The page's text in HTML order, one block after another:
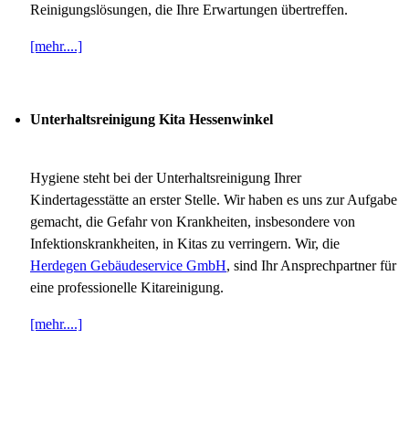
Reinigungslösungen, die Ihre Erwartungen übertreffen.
[mehr....]
Unterhaltsreinigung Kita Hessenwinkel
Hygiene steht bei der Unterhaltsreinigung Ihrer
Kindertagesstätte an erster Stelle. Wir haben es uns zur Aufgabe
gemacht, die Gefahr von Krankheiten, insbesondere von
Infektionskrankheiten, in Kitas zu verringern. Wir, die
Herdegen Gebäudeservice GmbH, sind Ihr Ansprechpartner für
eine professionelle Kitareinigung.
[mehr....]